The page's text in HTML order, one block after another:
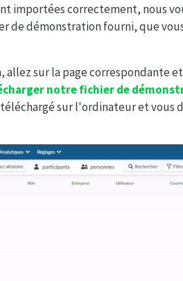
importées correctement, nous
de démonstration fourni, que
sur la page correspondante
notre fichier de
téléchargé sur l'ordinateur et vous